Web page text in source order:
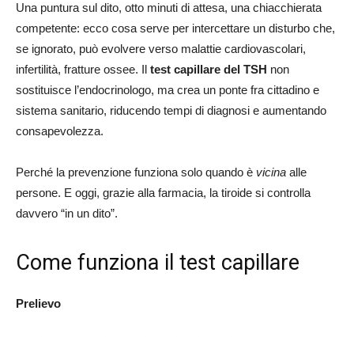
Una puntura sul dito, otto minuti di attesa, una chiacchierata
competente: ecco cosa serve per intercettare un disturbo che,
se ignorato, può evolvere verso malattie cardiovascolari,
infertilità, fratture ossee. Il test capillare del TSH non
sostituisce l’endocrinologo, ma crea un ponte fra cittadino e
sistema sanitario, riducendo tempi di diagnosi e aumentando
consapevolezza.
Perché la prevenzione funziona solo quando è vicina alle
persone. E oggi, grazie alla farmacia, la tiroide si controlla
davvero “in un dito”.
Come funziona il test capillare
Prelievo